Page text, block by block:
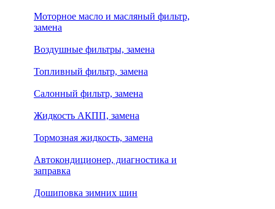
Моторное масло и масляный фильтр,
замена
Воздушные фильтры, замена
Топливный фильтр, замена
Салонный фильтр, замена
Жидкость АКПП, замена
Тормозная жидкость, замена
Автокондиционер, диагностика и
заправка
Дошиповка зимних шин